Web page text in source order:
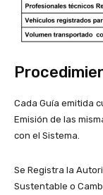
Cada Guía emitida
Emisión de las
con el Sistema.
Se Registra la
Sustentable o